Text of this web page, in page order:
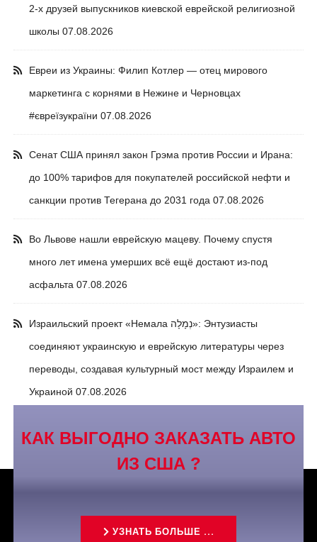
2-х друзей выпускников киевской еврейской религиозной
школы 07.08.2026
Евреи из Украины: Филип Котлер — отец мирового
маркетинга с корнями в Нежине и Черновцах
#євреїзукраїни 07.08.2026
Сенат США принял закон Грэма против России и Ирана:
до 100% тарифов для покупателей российской нефти и
санкции против Тегерана до 2031 года 07.08.2026
Во Львове нашли еврейскую мацеву. Почему спустя
много лет имена умерших всё ещё достают из-под
асфальта 07.08.2026
Израильский проект «Немала נְמָלָה»: Энтузиасты
соединяют украинскую и еврейскую литературы через
переводы, создавая культурный мост между Израилем и
Украиной 07.08.2026
КАК ВЫГОДНО ЗАКАЗАТЬ АВТО
ИЗ США ?
УЗНАТЬ БОЛЬШЕ ...